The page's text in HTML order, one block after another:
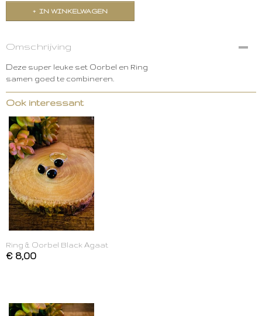
IN WINKELWAGEN
Omschrijving
Deze super leuke set Oorbel en Ring
samen goed te combineren.
Ook interessant
Ring & Oorbel Black Agaat
€ 8,00